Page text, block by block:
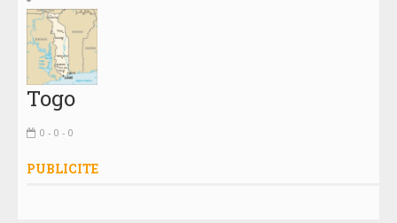
Togo
0 - 0 - 0
PUBLICITE